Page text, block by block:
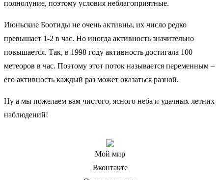
полнолуние, поэтому условия неблагоприятные.
Июньские Боотиды не очень активны, их число редко
превышает 1-2 в час. Но иногда активность значительно
повышается. Так, в 1998 году активность достигала 100
метеоров в час. Поэтому этот поток называется переменным –
его активность каждый раз может оказаться разной.
Ну а мы пожелаем вам чистого, ясного неба и удачных летних
наблюдений!
Мой мир
Вконтакте